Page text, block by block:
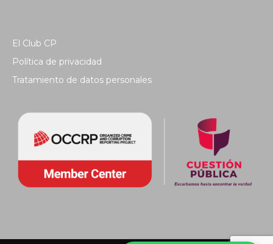
El Club CP
Política de privacidad
Tratamiento de datos personales